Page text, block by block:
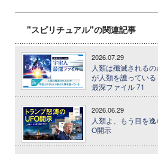
"スピリチュアル"の関連記事
2026.07.29
人類は殲滅される
が人類を護ってい
最深ファイル 71
2026.06.29
人類よ、もう目を
O開示